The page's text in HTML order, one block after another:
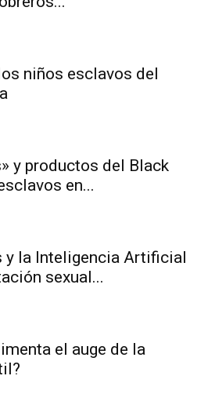
niños esclavos del
y productos del Black
en...
y la Inteligencia Artificial
sexual...
el auge de la